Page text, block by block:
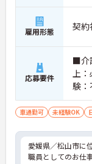
雇用形態 契約
応募要件
■介
上
験：
車通勤可 未経験OK
愛媛県／松山市に
職員としてのお仕